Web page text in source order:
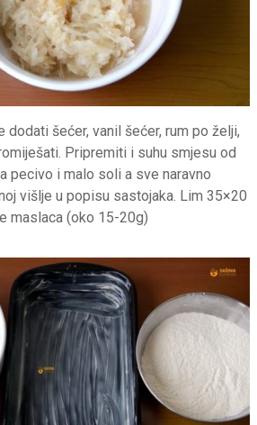
dodati šećer, vanil šećer, rum po želji,
Pripremiti i suhu smjesu od
pecivo i malo soli a sve naravno
višlje u popisu sastojaka. Lim 35×20
maslaca (oko 15-20g)